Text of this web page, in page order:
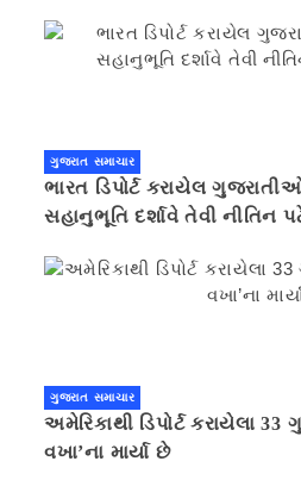
ગુજરાત સમાચાર
ભારત ડિપોર્ટ કરાયેલ
સહાનુભૂતિ દર્શાવે તેવી નીતિન
ગુજરાત સમાચાર
અમેરિકાથી ડિપોર્ટ કરાયેલા
વખા’ના માર્યા છે